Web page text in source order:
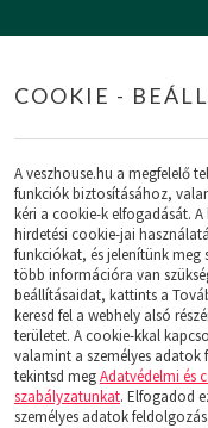
ÚJ MENÜ
(19)
GÁZ - KONVEKTOR
COOKIE -
A veszhouse.hu a megfelelő
funkciók biztosításához,
kéri a cookie-k elfogadását.
hirdetési cookie-jai
funkciókat, és jelenítünk meg
több információra van
beállításaidat, kattints a
keresd fel a webhely alsó
területet. A cookie-kkal
valamint a személyes adatok
tekintsd megAdatvédelmi és
szabályzatunkat. Elfogadod
személyes adatok